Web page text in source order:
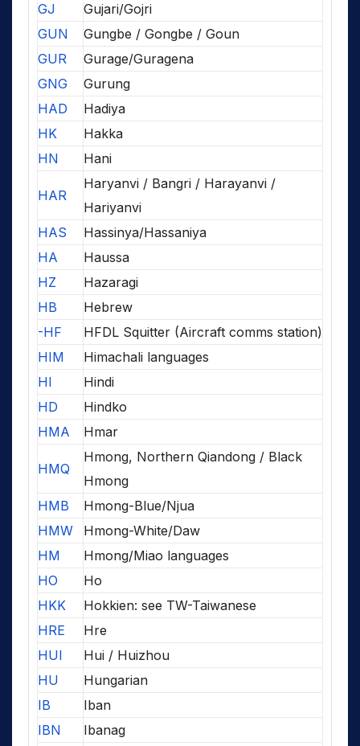
GJ
Gujari/Gojri
GUN
Gungbe / Gongbe / Goun
GUR
Gurage/Guragena
GNG
Gurung
HAD
Hadiya
HK
Hakka
HN
Hani
HAR
Haryanvi / Bangri / Harayanvi /
Hariyanvi
HAS
Hassinya/Hassaniya
HA
Haussa
HZ
Hazaragi
HB
Hebrew
-HF
HFDL Squitter (Aircraft comms station)
HIM
Himachali languages
HI
Hindi
HD
Hindko
HMA
Hmar
HMQ
Hmong, Northern Qiandong / Black
Hmong
HMB
Hmong-Blue/Njua
HMW
Hmong-White/Daw
HM
Hmong/Miao languages
HO
Ho
HKK
Hokkien: see TW-Taiwanese
HRE
Hre
HUI
Hui / Huizhou
HU
Hungarian
IB
Iban
IBN
Ibanag